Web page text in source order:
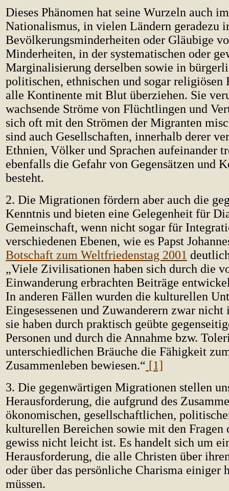
Dieses Phänomen hat seine Wurzeln auch
Nationalismus, in vielen Ländern geradezu
Bevölkerungsminderheiten oder Gläubige
Minderheiten, in der systematischen oder
Marginalisierung derselben sowie in
politischen, ethnischen und sogar
alle Kontinente mit Blut überziehen. Sie
wachsende Ströme von Flüchtlingen und
sich oft mit den Strömen der Migranten
sind auch Gesellschaften, innerhalb derer
Ethnien, Völker und Sprachen aufeinander
ebenfalls die Gefahr von Gegensätzen und
besteht.
2. Die Migrationen fördern aber auch die
Kenntnis und bieten eine Gelegenheit für
Gemeinschaft, wenn nicht sogar für
verschiedenen Ebenen, wie es Papst
Botschaft zum Weltfriedenstag 2001
„Viele Zivilisationen haben sich durch die
Einwanderung erbrachten Beiträge
In anderen Fällen wurden die kulturellen
Eingesessenen und Zuwanderern zwar
sie haben durch praktisch geübte
Personen und durch die Annahme bzw.
unterschiedlichen Bräuche die Fähigkeit
Zusammenleben bewiesen.“ [1]
3. Die gegenwärtigen Migrationen stellen
Herausforderung, die aufgrund des
ökonomischen, gesellschaftlichen,
kulturellen Bereichen sowie mit den Fragen
gewiss nicht leicht ist. Es handelt sich um
Herausforderung, die alle Christen über
oder über das persönliche Charisma einiger
müssen.